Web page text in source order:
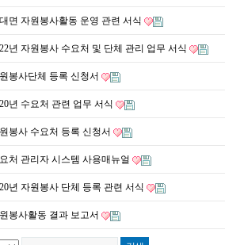
면 자원봉사활동 운영 관련 서식
년 자원봉사 수요처 및 단체 관리 업무 서식
봉사단체 등록 신청서
년 수요처 관련 업무 서식
봉사 수요처 등록 신청서
처 관리자 시스템 사용매뉴얼
년 자원봉사 단체 등록 관련 서식
봉사활동 결과 보고서